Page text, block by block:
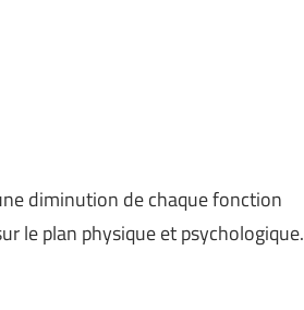
diminution de chaque fonction
le plan physique et psychologique.